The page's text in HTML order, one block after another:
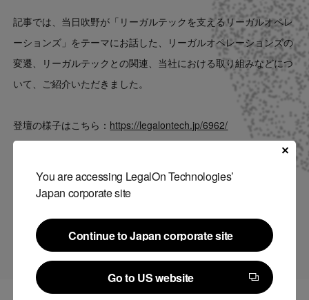
You are accessing LegalOn Technologies’
Japan corporate site
Continue to Japan corporate site
Continue to Japan corporate site
Go to US website
記事では、当日吹野が「リーガルテックを支えるリーガルオペレ
ーションズ」をテーマにお話した、リーガルオペレーションズの
変遷、リーガルテックとの関連、当社における取り組みなどにつ
いて、ご紹介いただきました。
登壇の様子はこちら： https://legalontech.jp/6962/
第二東京弁護士会URL：
今後もLegalOn Technologiesは、リーガルテックのリーディング
際活動を積極的に行ってまいります。